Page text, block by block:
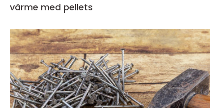
värme med pellets